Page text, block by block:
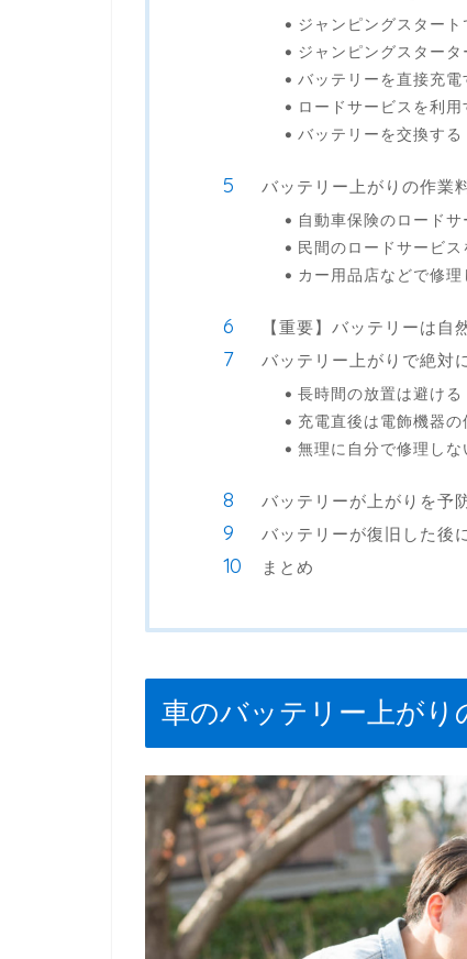
ジャンピングスタート
ジャンピングスタータ
バッテリーを直接充電
ロードサービスを利用
バッテリーを交換する
バッテリー上がりの作業
自動車保険のロード
民間のロードサービ
カー用品店などで修理
【重要】バッテリーは自
バッテリー上がりで絶対
長時間の放置は避ける
充電直後は電飾機器の
無理に自分で修理しな
バッテリーが上がりを予
バッテリーが復旧した後
まとめ
車のバッテリー上がり